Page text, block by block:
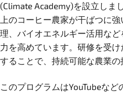
(Climate Academy)を設立しま
上のコーヒー農家が干ばつに
理、バイオエネルギー活用な
力を高めています。研修を受
することで、持続可能な農業の
このプログラムはYouTubeな